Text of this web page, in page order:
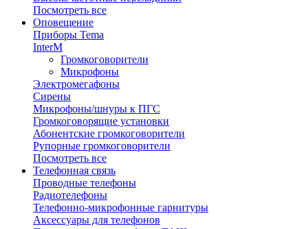
Посмотреть все
Оповещение
Приборы Tema
InterM
Громкоговорители
Микрофоны
Электромегафоны
Сирены
Микрофоны/шнуры к ПГС
Громкоговорящие установки
Абонентские громкоговорители
Рупорные громкоговорители
Посмотреть все
Телефонная связь
Проводные телефоны
Радиотелефоны
Телефонно-микрофонные гарнитуры
Аксессуары для телефонов